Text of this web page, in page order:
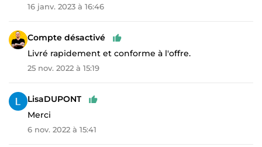
16 janv. 2023 à 16:46
Compte désactivé
Livré rapidement et conforme à l'offre.
25 nov. 2022 à 15:19
LisaDUPONT
Merci
6 nov. 2022 à 15:41